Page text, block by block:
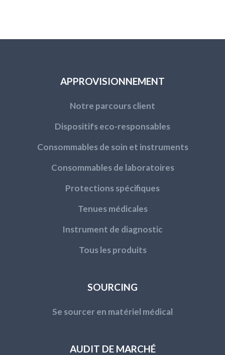
APPROVISIONNEMENT
Notre parcours client
Dispositifs eco-responsables
Consommables de soin et instruments
Consommables de laboratoires
Protections spécifiques
Tenues médicales
Instrument de diagnostic
Tous les produits
SOURCING
Se sourcer en matériel médical
AUDIT DE MARCHÉ